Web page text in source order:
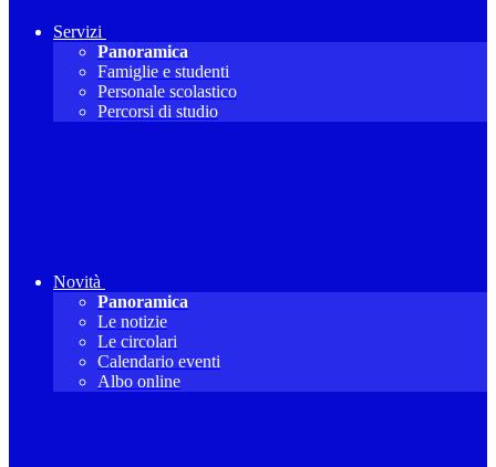
Servizi
Panoramica
Famiglie e studenti
Personale scolastico
Percorsi di studio
Novità
Panoramica
Le notizie
Le circolari
Calendario eventi
Albo online